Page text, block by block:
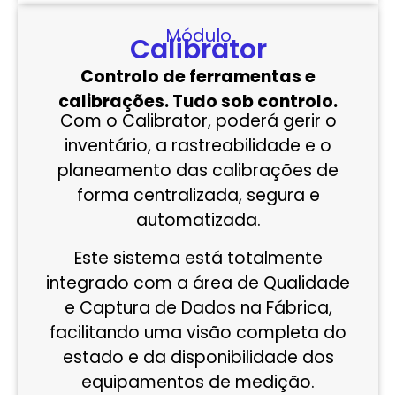
Módulo
Calibrator
Controlo de ferramentas e
calibrações. Tudo sob controlo.
Com o Calibrator, poderá gerir o
inventário, a rastreabilidade e o
planeamento das calibrações de
forma centralizada, segura e
automatizada.
Este sistema está totalmente
integrado com a área de Qualidade
e Captura de Dados na Fábrica,
facilitando uma visão completa do
estado e da disponibilidade dos
equipamentos de medição.